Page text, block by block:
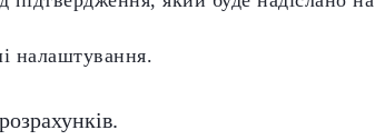
налаштування.